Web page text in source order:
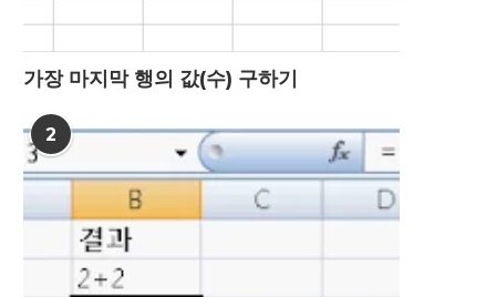
가장 마지막 행의 값(수) 구하기
2